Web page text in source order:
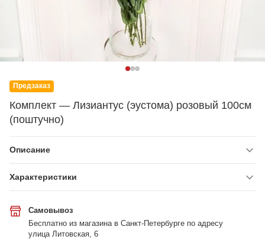
Предзаказ
Комплект — Лизиaнтус (эустома) розовый 100см
(поштучно)
Описание
Характеристики
Самовывоз
Бесплатно из магазина в Санкт-Петербурге по адресу
улица Литовская, 6